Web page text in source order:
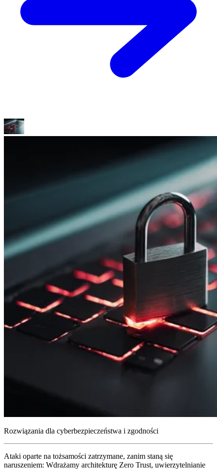
Rozwiązania dla cyberbezpieczeństwa i zgodności
Ataki oparte na tożsamości zatrzymane, zanim staną się
naruszeniem: Wdrażamy architekturę Zero Trust, uwierzytelnianie